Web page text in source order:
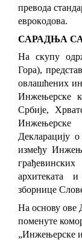
прeвoдa
eврoкoдoвa.
САРАДЊА
На скупу
Гора),
овлашћених
Инжењерске
Србије,
Декларацију
између
архитеката
зборнице
На основу ове
поменуте
„Инжењерске